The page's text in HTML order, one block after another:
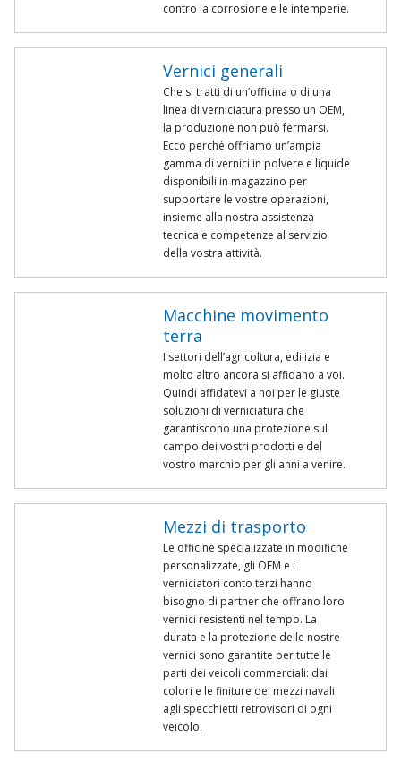
contro la corrosione e le intemperie.
Vernici generali
Che si tratti di un’officina o di una
linea di verniciatura presso un OEM,
la produzione non può fermarsi.
Ecco perché offriamo un’ampia
gamma di vernici in polvere e liquide
disponibili in magazzino per
supportare le vostre operazioni,
insieme alla nostra assistenza
tecnica e competenze al servizio
della vostra attività.
Macchine movimento
terra
I settori dell’agricoltura, edilizia e
molto altro ancora si affidano a voi.
Quindi affidatevi a noi per le giuste
soluzioni di verniciatura che
garantiscono una protezione sul
campo dei vostri prodotti e del
vostro marchio per gli anni a venire.
Mezzi di trasporto
Le officine specializzate in modifiche
personalizzate, gli OEM e i
verniciatori conto terzi hanno
bisogno di partner che offrano loro
vernici resistenti nel tempo. La
durata e la protezione delle nostre
vernici sono garantite per tutte le
parti dei veicoli commerciali: dai
colori e le finiture dei mezzi navali
agli specchietti retrovisori di ogni
veicolo.